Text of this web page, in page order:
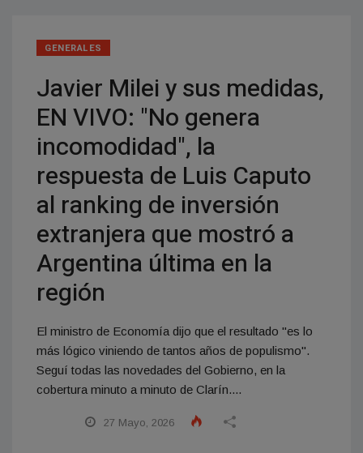
GENERALES
Javier Milei y sus medidas,
EN VIVO: "No genera
incomodidad", la
respuesta de Luis Caputo
al ranking de inversión
extranjera que mostró a
Argentina última en la
región
El ministro de Economía dijo que el resultado "es lo
más lógico viniendo de tantos años de populismo".
Seguí todas las novedades del Gobierno, en la
cobertura minuto a minuto de Clarín....
27 Mayo, 2026